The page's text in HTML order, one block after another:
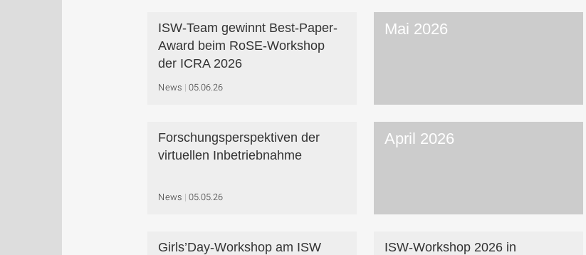
ISW-Team gewinnt Best-Paper-
Award beim RoSE-Workshop
der ICRA 2026
News 05.06.26
Mai 2026
Forschungsperspektiven der
virtuellen Inbetriebnahme
News 05.05.26
April 2026
Girls’Day-Workshop am ISW
ISW-Workshop 2026 in